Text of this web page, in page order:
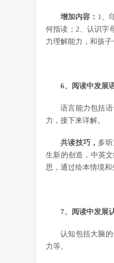
增加内容： 1、
何指读；2、认识字
力理解能力，和孩
6、阅读中发展
语言能力包括
力，接下来详解。
共读技巧， 多
生新的创造，中英
思，通过绘本情境和
7、阅读中发展
认知包括大脑
力等。